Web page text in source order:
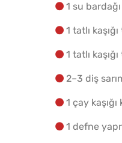
1 su
1 tatlı
1 tatlı
2–3 diş
1 çay
1 defne